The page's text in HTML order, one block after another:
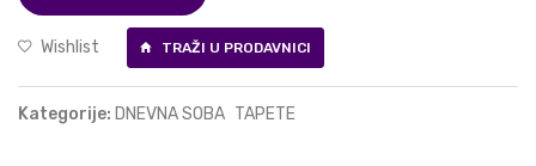
Wishlist TRAŽI U PRODAVNICI
Kategorije: DNEVNA SOBA TAPETE